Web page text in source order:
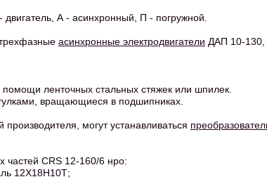
двигатель, А - асинхронный, П - погружной.
асинхронные электродвигатели ДАП 10-130,
ленточных стальных стяжек или шпилек.
вращающиеся в подшипниках.
могут устанавливаться
частей CRS 12-160/6 нро:
12Х18Н10Т;